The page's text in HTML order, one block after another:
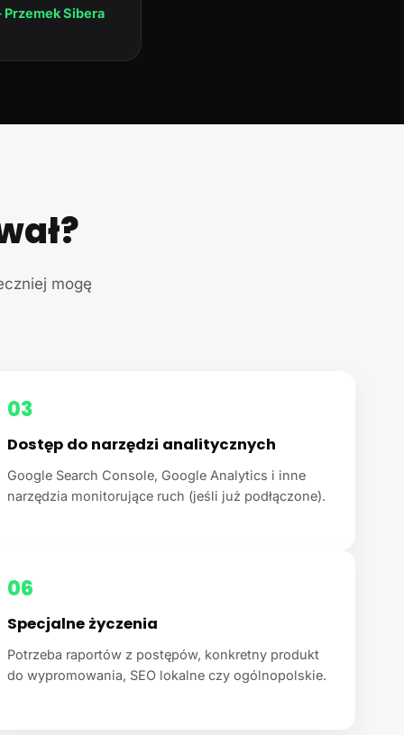
Sibera
mogę
03
Dostęp do narzędzi analitycznych
Google Search Console, Google Analytics i inne
narzędzia monitorujące ruch (jeśli już podłączone).
06
Specjalne życzenia
Potrzeba raportów z postępów, konkretny produkt
do wypromowania, SEO lokalne czy ogólnopolskie.